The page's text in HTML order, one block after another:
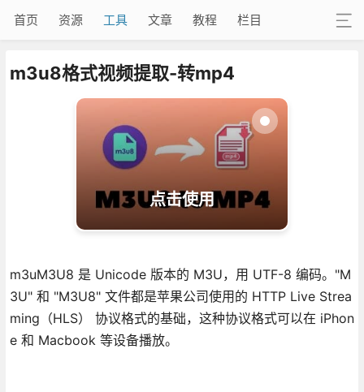
首页 资源 工具 文章 教程 栏目
m3u8格式视频提取-转mp4
点击使用
m3uM3U8 是 Unicode 版本的 M3U，用 UTF-8 编码。"M
3U" 和 "M3U8" 文件都是苹果公司使用的 HTTP Live Strea
ming（HLS） 协议格式的基础，这种协议格式可以在 iPhon
e 和 Macbook 等设备播放。